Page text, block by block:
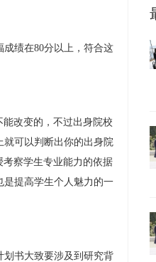
绩在80分以上，符合这
改变的，不过出身院校
就可以判断出你的出身院
考察学生专业能力的依据
是提高学生个人魅力的一
书大致要涉及到研究背